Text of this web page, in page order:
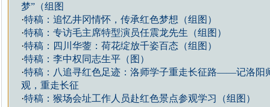
梦”（组图
·特稿：追忆井冈情怀，传承红色梦想（组图）
·特稿：专访毛主席特型演员任震龙先生（组图）
·特稿：四川华蓥：荷花绽放千姿百态（组图）
·特稿：李中权同志生平（图）
·特稿：八追寻红色足迹：洛师学子重走长征路——记洛阳
观，重走长征
·特稿：猴场会址工作人员赴红色景点参观学习（组图）